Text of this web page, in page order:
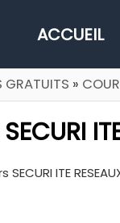
ACCUEIL
GRATUITS »